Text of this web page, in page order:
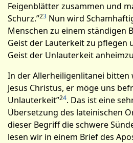
Feigenblätter zusammen und
Schurz.”23 Nun wird
Menschen zu einem ständigen
Geist der Lauterkeit zu pflegen
Geist der Unlauterkeit
In der Allerheiligenlitanei bitten
Jesus Chri­stus, er möge uns
Unlauterkeit”24. Das ist eine
Übersetzung des lateinischen
dieser Begriff die schwere
lesen wir in einem Brief des